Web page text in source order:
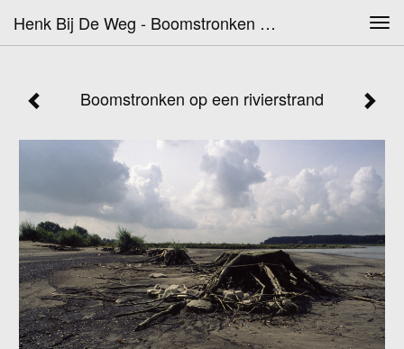
Henk Bij De Weg - Boomstronken Op Een Rivierstrand
Boomstronken op een rivierstrand